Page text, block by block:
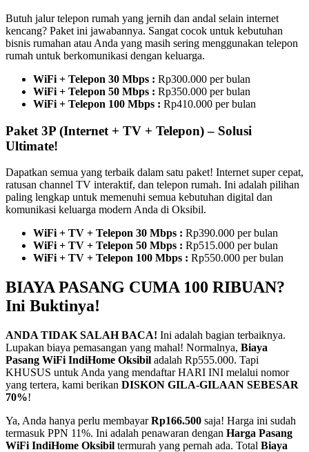
Butuh jalur telepon rumah yang jernih dan andal selain internet
kencang? Paket ini jawabannya. Sangat cocok untuk kebutuhan
bisnis rumahan atau Anda yang masih sering menggunakan telepon
rumah untuk berkomunikasi dengan keluarga.
WiFi + Telepon 30 Mbps : Rp300.000 per bulan
WiFi + Telepon 50 Mbps : Rp350.000 per bulan
WiFi + Telepon 100 Mbps : Rp410.000 per bulan
Paket 3P (Internet + TV + Telepon) – Solusi
Ultimate!
Dapatkan semua yang terbaik dalam satu paket! Internet super cepat,
ratusan channel TV interaktif, dan telepon rumah. Ini adalah pilihan
paling lengkap untuk memenuhi semua kebutuhan digital dan
komunikasi keluarga modern Anda di Oksibil.
WiFi + TV + Telepon 30 Mbps : Rp390.000 per bulan
WiFi + TV + Telepon 50 Mbps : Rp515.000 per bulan
WiFi + TV + Telepon 100 Mbps : Rp550.000 per bulan
BIAYA PASANG CUMA 100 RIBUAN?
Ini Buktinya!
ANDA TIDAK SALAH BACA! Ini adalah bagian terbaiknya.
Lupakan biaya pemasangan yang mahal! Normalnya, Biaya
Pasang WiFi IndiHome Oksibil adalah Rp555.000. Tapi
KHUSUS untuk Anda yang mendaftar HARI INI melalui nomor
yang tertera, kami berikan DISKON GILA-GILAAN SEBESAR
70%!
Ya, Anda hanya perlu membayarRp166.500 saja! Harga ini sudah
termasuk PPN 11%. Ini adalah penawaran dengan Harga Pasang
WiFi IndiHome Oksibil termurah yang pernah ada. Total Biaya